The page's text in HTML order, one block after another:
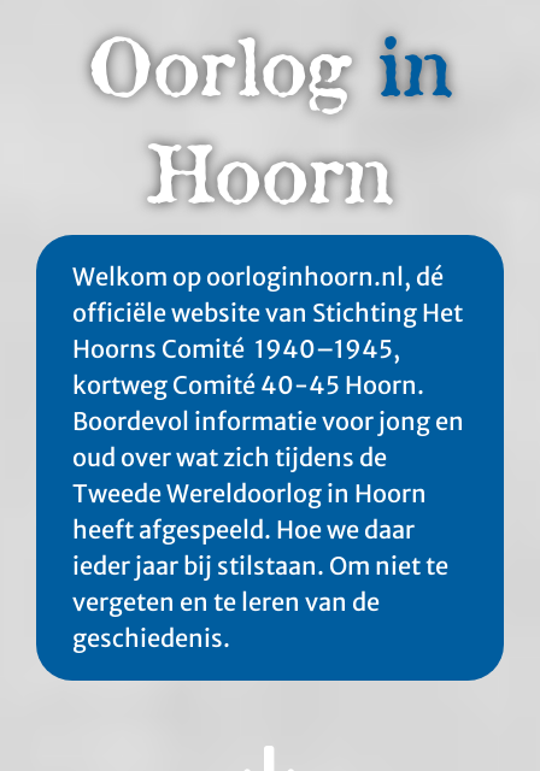
Oorlogin
Hoorn
Welkom op oorloginhoorn.nl, dé
officiële website van Stichting Het
Hoorns Comité 1940–1945,
kortweg Comité 40-45 Hoorn.
Boordevol informatie voor jong en
oud over wat zich tijdens de
Tweede Wereldoorlog in Hoorn
heeft afgespeeld. Hoe we daar
ieder jaar bij stilstaan. Om niet te
vergeten en te leren van de
geschiedenis.